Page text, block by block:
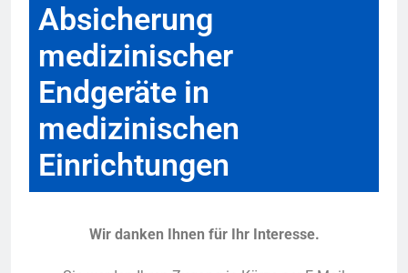
Absicherung
medizinischer
Endgeräte in
medizinischen
Einrichtungen
Wir danken Ihnen für Ihr Interesse.